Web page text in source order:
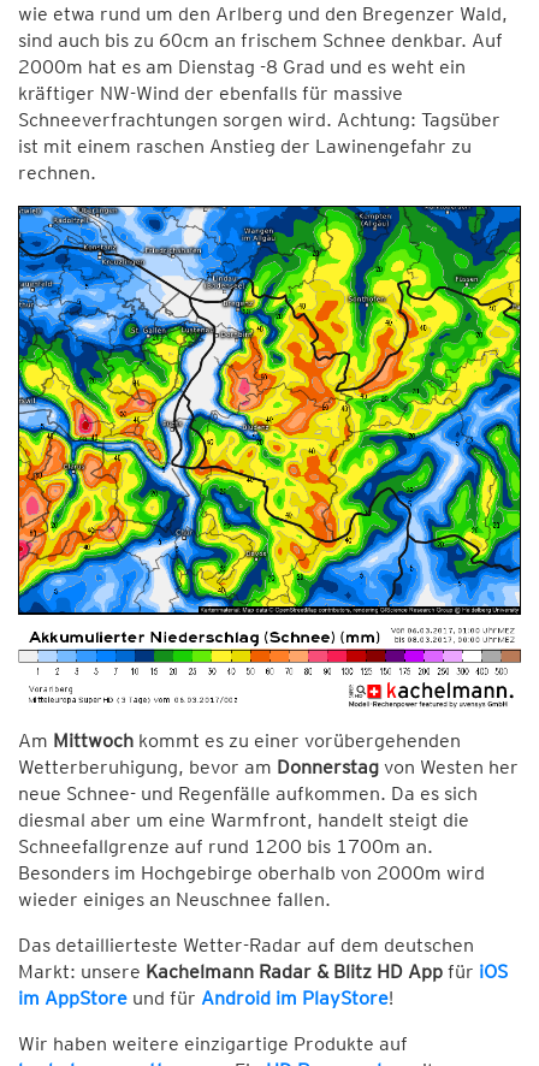
wie etwa rund um den Arlberg und den Bregenzer Wald,
sind auch bis zu 60cm an frischem Schnee denkbar. Auf
2000m hat es am Dienstag -8 Grad und es weht ein
kräftiger NW-Wind der ebenfalls für massive
Schneeverfrachtungen sorgen wird. Achtung: Tagsüber
ist mit einem raschen Anstieg der Lawinengefahr zu
rechnen.
Am Mittwoch kommt es zu einer vorübergehenden
Wetterberuhigung, bevor am Donnerstag von Westen her
neue Schnee- und Regenfälle aufkommen. Da es sich
diesmal aber um eine Warmfront, handelt steigt die
Schneefallgrenze auf rund 1200 bis 1700m an.
Besonders im Hochgebirge oberhalb von 2000m wird
wieder einiges an Neuschnee fallen.
Das detaillierteste Wetter-Radar auf dem deutschen
Markt: unsere Kachelmann Radar & Blitz HD App für iOS
im AppStore und für Android im PlayStore!
Wir haben weitere einzigartige Produkte auf